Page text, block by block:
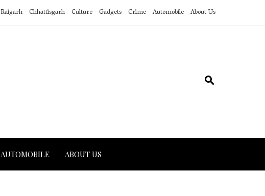
Raigarh Chhattisgarh Culture Gadgets Crime Automobile About Us
AUTOMOBILE ABOUT US